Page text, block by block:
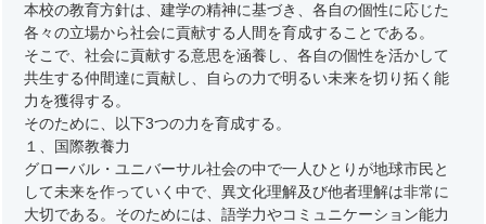
本校の教育方針は、建学の精神に基づき、各自の個性に応じた
各々の立場から社会に貢献する人間を育成することである。
そこで、社会に貢献する意思を涵養し、各自の個性を活かして
共生する仲間達に貢献し、自らの力で明るい未来を切り拓く能
力を獲得する。
そのために、以下3つの力を育成する。
１、国際教養力
グローバル・ユニバーサル社会の中で一人ひとりが地球市民と
して未来を作っていく中で、異文化理解及び他者理解は非常に
大切である。そのためには、語学力やコミュニケーション能力